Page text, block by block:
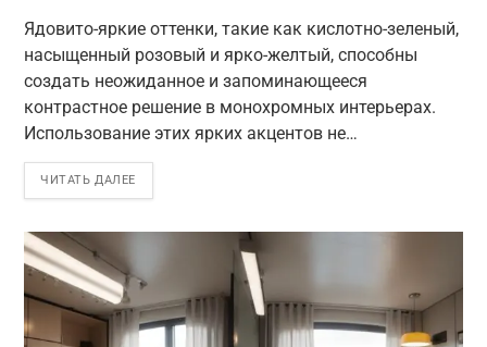
Ядовито-яркие оттенки, такие как кислотно-зеленый,
насыщенный розовый и ярко-желтый, способны
создать неожиданное и запоминающееся
контрастное решение в монохромных интерьерах.
Использование этих ярких акцентов не…
ЧИТАТЬ ДАЛЕЕ